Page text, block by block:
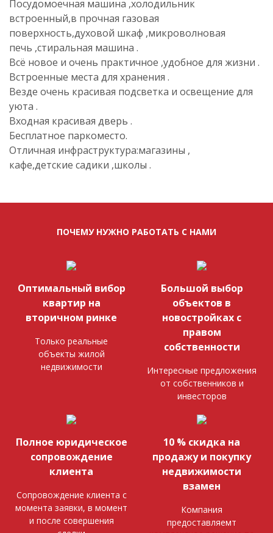
Посудомоечная машина ,холодильник
встроенный,в прочная газовая
поверхность,духовой шкаф ,микроволновая
печь ,стиральная машина .
Всё новое и очень практичное ,удобное для жизни .
Встроенные места для хранения .
Везде очень красивая подсветка и освещение для
уюта .
Входная красивая дверь .
Бесплатное паркоместо.
Отличная инфраструктура:магазины ,
кафе,детские садики ,школы .
ПОЧЕМУ НУЖНО РАБОТАТЬ С НАМИ
Оптимальный вибор
квартир на
вторичном ринке
Только реальные
объекты жилой
недвижимости
Большой выбор
объектов в
новостройках с
правом
собственности
Интересные предложения
от собственников и
инвесторов
Полное юридическое
сопровождение
клиента
Сопровождение клиента с
момента заявки, в момент
и после совершения
10 % скидка на
продажу и покупку
недвижимости
взамен
Компания
предоставляемт